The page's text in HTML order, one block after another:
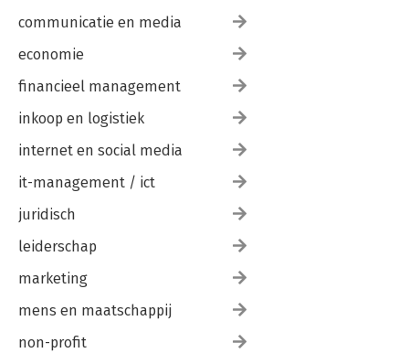
communicatie en media
economie
financieel management
inkoop en logistiek
internet en social media
it-management / ict
juridisch
leiderschap
marketing
mens en maatschappij
non-profit